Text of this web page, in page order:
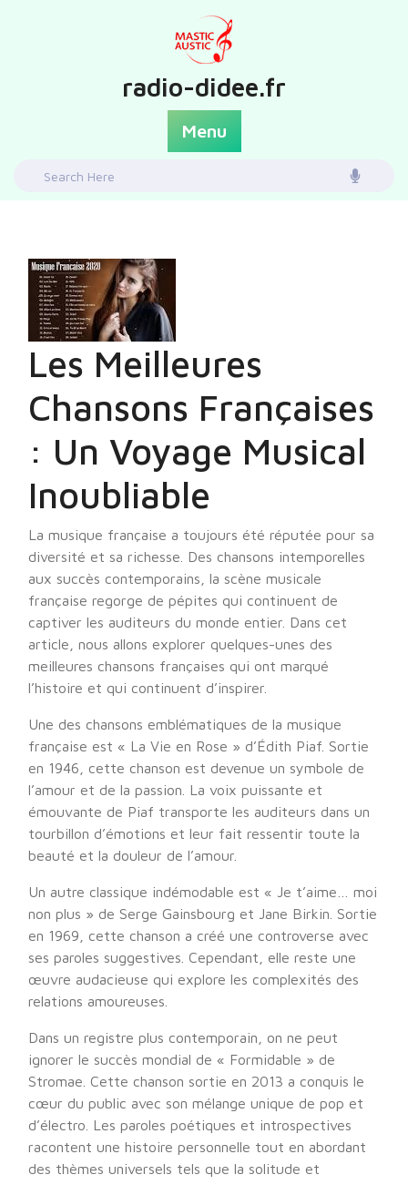
radio-didee.fr
Menu
Search
Les Meilleures
Chansons Françaises
: Un Voyage Musical
Inoubliable
La musique française a toujours été réputée pour sa
diversité et sa richesse. Des chansons intemporelles
aux succès contemporains, la scène musicale
française regorge de pépites qui continuent de
captiver les auditeurs du monde entier. Dans cet
article, nous allons explorer quelques-unes des
meilleures chansons françaises qui ont marqué
l’histoire et qui continuent d’inspirer.
Une des chansons emblématiques de la musique
française est « La Vie en Rose » d’Édith Piaf. Sortie
en 1946, cette chanson est devenue un symbole de
l’amour et de la passion. La voix puissante et
émouvante de Piaf transporte les auditeurs dans un
tourbillon d’émotions et leur fait ressentir toute la
beauté et la douleur de l’amour.
Un autre classique indémodable est « Je t’aime… moi
non plus » de Serge Gainsbourg et Jane Birkin. Sortie
en 1969, cette chanson a créé une controverse avec
ses paroles suggestives. Cependant, elle reste une
œuvre audacieuse qui explore les complexités des
relations amoureuses.
Dans un registre plus contemporain, on ne peut
ignorer le succès mondial de « Formidable » de
Stromae. Cette chanson sortie en 2013 a conquis le
cœur du public avec son mélange unique de pop et
d’électro. Les paroles poétiques et introspectives
racontent une histoire personnelle tout en abordant
des thèmes universels tels que la solitude et